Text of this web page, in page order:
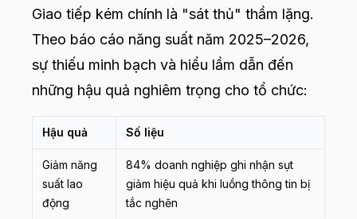
Giao tiếp kém chính là "sát thủ" thầm lặng.
Theo báo cáo năng suất năm 2025–2026,
sự thiếu minh bạch và hiểu lầm dẫn đến
những hậu quả nghiêm trọng cho tổ chức:
Hậu quả Số liệu
Giảm năng
suất lao
động
84% doanh nghiệp ghi nhận sụt
giảm hiệu quả khi luồng thông tin bị
tắc nghẽn